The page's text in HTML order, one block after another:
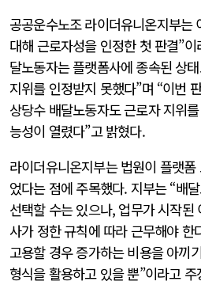
공공운수노조 라이더유니온지부는
대해 근로자성을 인정한 첫 판결”
달노동자는 플랫폼사에 종속된 상
지위를 인정받지 못했다”며 “이번
상당수 배달노동자도 근로자 지위
능성이 열렸다”고 밝혔다.
라이더유니온지부는 법원이 플랫
었다는 점에 주목했다. 지부는 “배
선택할 수는 있으나, 업무가 시작된
사가 정한 규칙에 따라 근무해야 한
고용할 경우 증가하는 비용을 아끼
형식을 활용하고 있을 뿐”이라고 주